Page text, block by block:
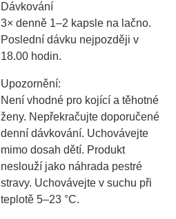
Dávkování
3× denně 1–2 kapsle na lačno.
Poslední dávku nejpozději v
18.00 hodin.
Upozornění:
Není vhodné pro kojící a těhotné
ženy. Nepřekračujte doporučené
denní dávkování. Uchovávejte
mimo dosah dětí. Produkt
neslouží jako náhrada pestré
stravy. Uchovávejte v suchu při
teplotě 5–23 °C.